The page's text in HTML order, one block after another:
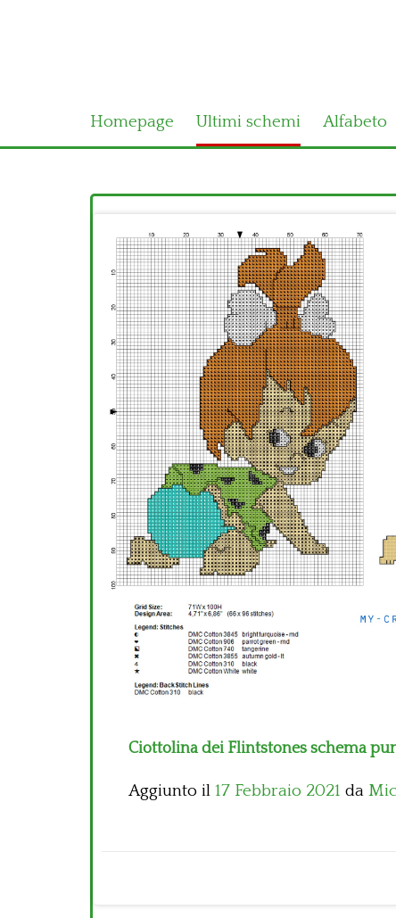
Homepage Ultimi schemi Alfabeto
Ciottolina dei Flintstones schema
Aggiunto il 17 Febbraio 2021 da